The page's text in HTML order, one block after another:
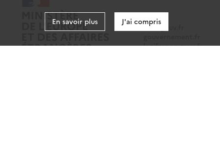
data.gouv.fr
legifrance.gouv.fr
En savoir plus J'ai compris